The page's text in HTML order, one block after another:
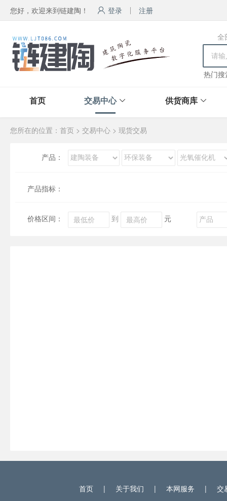
您好，欢迎来到链建陶！ 登录 注册
全
热门搜
首页 交易中心 供货商库
您所在的位置： 首页 > 交易中心 > 现货交易
产品：
产品指标：
价格区间： 到 元
首页 | 关于我们 | 本网服务 |
交